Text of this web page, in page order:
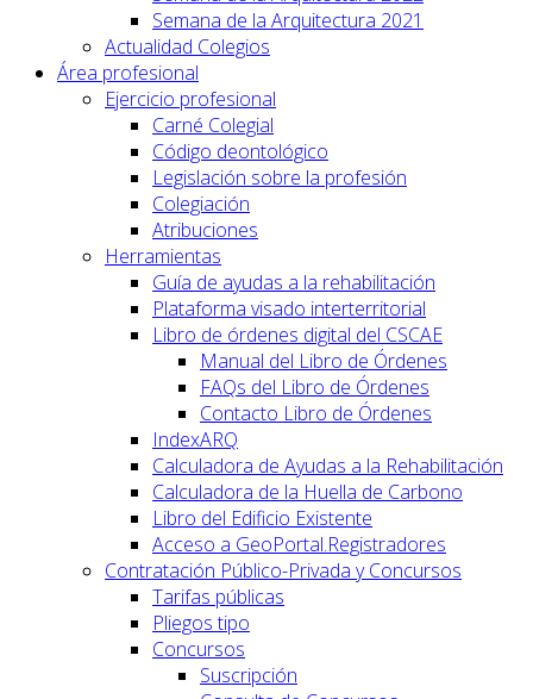
Semana de la Arquitectura 2021
Actualidad Colegios
Área profesional
Ejercicio profesional
Carné Colegial
Código deontológico
Legislación sobre la profesión
Colegiación
Atribuciones
Herramientas
Guía de ayudas a la rehabilitación
Plataforma visado interterritorial
Libro de órdenes digital del CSCAE
Manual del Libro de Órdenes
FAQs del Libro de Órdenes
Contacto Libro de Órdenes
IndexARQ
Calculadora de Ayudas a la Rehabilitación
Calculadora de la Huella de Carbono
Libro del Edificio Existente
Acceso a GeoPortal.Registradores
Contratación Público-Privada y Concursos
Tarifas públicas
Pliegos tipo
Concursos
Suscripción